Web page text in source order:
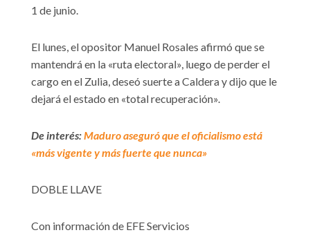
1 de junio.
El lunes, el opositor Manuel Rosales afirmó que se
mantendrá en la «ruta electoral», luego de perder el
cargo en el Zulia, deseó suerte a Caldera y dijo que le
dejará el estado en «total recuperación».
De interés:Maduro aseguró que el oficialismo está
«más vigente y más fuerte que nunca»
DOBLE LLAVE
Con información de EFE Servicios